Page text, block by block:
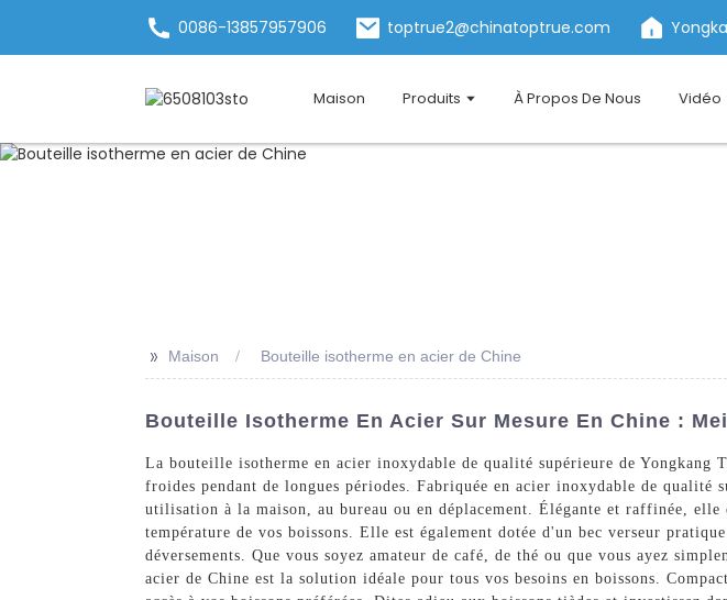
0086-13857957906 toptrue2@chinatoptrue.com
Maison Produits À Propos De Nous Vidéo
>> Maison Bouteille isotherme en acier de Chine
Bouteille Isotherme En Acier Sur Mesure En Chine :
La bouteille isotherme en acier inoxydable de qualité supérieure de Yongkang
froides pendant de longues périodes. Fabriquée en acier inoxydable de
utilisation à la maison, au bureau ou en déplacement. Élégante et raffinée,
température de vos boissons. Elle est également dotée d'un bec verseur
déversements. Que vous soyez amateur de café, de thé ou que vous ayez
acier de Chine est la solution idéale pour tous vos besoins en boissons.